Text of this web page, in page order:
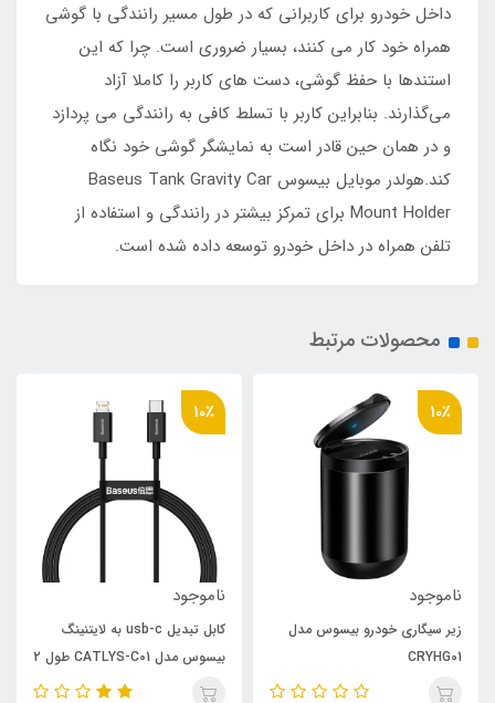
داخل خودرو برای کاربرانی که در طول مسیر رانندگی با گوشی
همراه خود کار می‌ کنند، بسیار ضروری است. چرا که این
استندها با حفظ گوشی، دست‌ های کاربر را کاملا آزاد
می‌گذارند. بنابراین کاربر با تسلط کافی به رانندگی می‌ پردازد
و در همان حین قادر است به نمایشگر گوشی خود نگاه
کند.هولدر موبایل بیسوس Baseus Tank Gravity Car
Mount Holder برای تمرکز بیشتر در رانندگی و استفاده از
تلفن همراه در داخل خودرو توسعه داده شده است.
محصولات مرتبط
10٪
ناموجود
زیر سیگاری خودرو بیسوس مدل
CRYHG01
10٪
ناموجود
کابل تبدیل usb-c به لایتنینگ
بیسوس مدل CATLYS-C01 طول 2
متر